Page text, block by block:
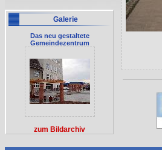
Galerie
Das neu gestaltete
Gemeindezentrum
zum Bildarchiv